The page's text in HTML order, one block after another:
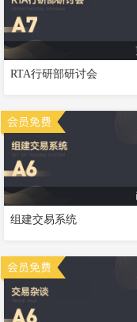
RTA行研部研讨会
组建交易系统